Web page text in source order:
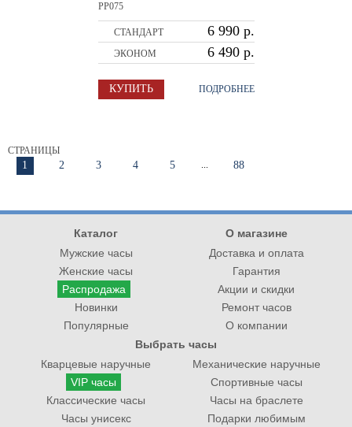
PP075
СТАНДАРТ 6 990 р.
ЭКОНОМ 6 490 р.
ПОДРОБНЕЕ
КУПИТЬ
СТРАНИЦЫ
1 2 3 4 5 ... 88
Выбрать часы
Каталог О магазине
Кварцевые наручные
VIP часы
Классические часы
Часы унисекс
Доставка и оплата
Гарантия
Акции и скидки
Ремонт часов
О компании
Мужские часы
Женские часы
Распродажа
Новинки
Популярные
Механические наручные
Спортивные часы
Часы на браслете
Подарки любимым